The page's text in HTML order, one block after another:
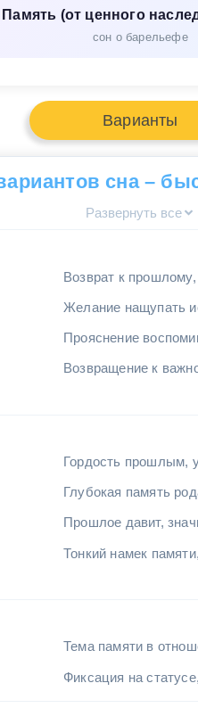
(от ценного
сон о барельефе
Варианты
сна –
Развернуть все
Возврат к
Желание нащупать
Прояснение
Возвращение к
Гордость прошлым,
Глубокая память
Прошлое давит,
Тонкий намек
Тема памяти в
Фиксация на